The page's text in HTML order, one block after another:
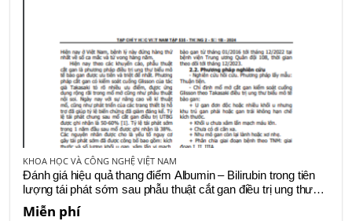
KHOA HỌC VÀ CÔNG NGHỆ VIỆT NAM
Đánh giá hiệu quả thang điểm Albumin – Bilirubin trong tiên
lượng tái phát sớm sau phẫu thuật cắt gan điều trị ung thư
biểu mô tế bào gan
Miễn phí